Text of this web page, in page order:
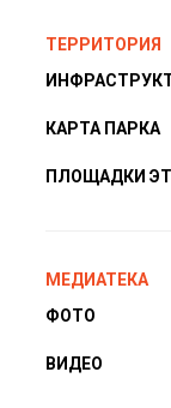
ТЕРРИТОРИЯ
КАРТА ПАРКА
ПЛОЩАДКИ
МЕДИАТЕКА
ФОТО
ВИДЕО